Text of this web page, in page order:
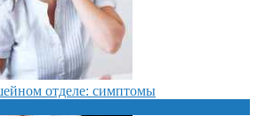
отделе: симптомы